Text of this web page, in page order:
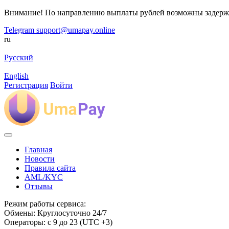
Внимание! По направлению выплаты рублей возможны
Telegram support@umapay.online
ru
Русский
English
Регистрация Войти
Главная
Новости
Правила сайта
AML/KYC
Отзывы
Режим работы сервиса:
Обмены: Круглосуточно 24/7
Операторы: с 9 до 23 (UTC +3)